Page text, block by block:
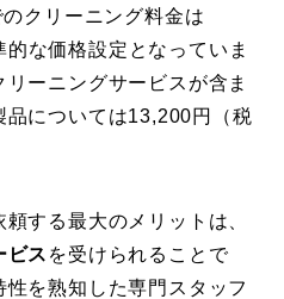
クリーニング料金は
な価格設定となっていま
ーニングサービスが含ま
品については13,200円（税
する最大のメリットは、
ビス を受けられることで
を熟知した専門スタッフ